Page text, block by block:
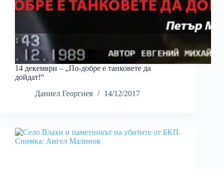
14 декември – „По-добре е танковете да
дойдат!“
Даниел Георгиев
14/12/2017